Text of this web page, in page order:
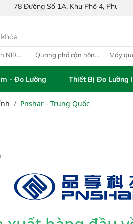
Số 1A, Khu Phố 4, Phường Bình Tân,
NIR
Quang phổ cận hồng
Máy
NIR
- Đo Lường Thiết Bị Đo Lường
Pnshar - Trung Quốc